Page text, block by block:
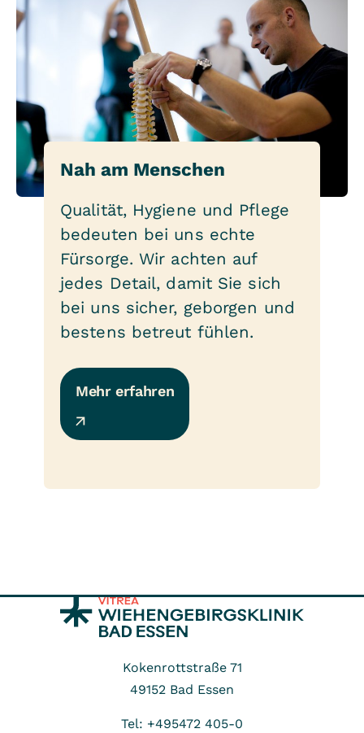
Nah am Menschen
Qualität, Hygiene und Pflege
bedeuten bei uns echte
Fürsorge. Wir achten auf
jedes Detail, damit Sie sich
bei uns sicher, geborgen und
bestens betreut fühlen.
Mehr erfahren
Kokenrottstraße 71
49152 Bad Essen
Tel: +495472 405-0